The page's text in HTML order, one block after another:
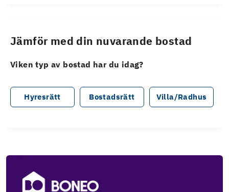
Jämför med din nuvarande bostad
Viken typ av bostad har du idag?
Hyresrätt Bostadsrätt Villa/Radhus